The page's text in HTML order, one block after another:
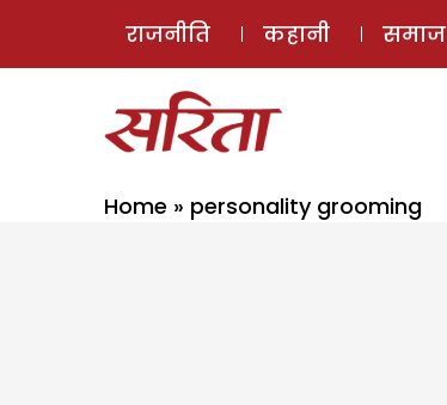
राजनीति कहानी समाज
Home » personality grooming